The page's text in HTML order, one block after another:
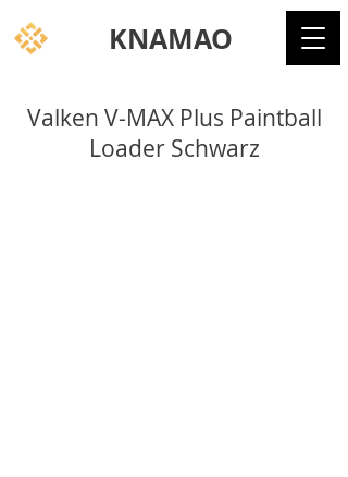
KNAMAO
Valken V-MAX Plus Paintball
Loader Schwarz